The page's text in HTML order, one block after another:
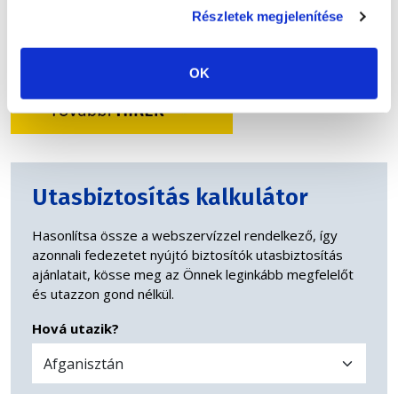
Részletek megjelenítése
OK
az utasbiztosítást az utolsó pillanatra: egy tudatos döntéssel
sok kellemetlenséget előzhetsz meg.
Utasbiztosítás kalkulátor
Hasonlítsa össze a webszervízzel rendelkező, így
azonnali fedezetet nyújtó biztosítók utasbiztosítás
ajánlatait, kösse meg az Önnek leginkább megfelelőt
és utazzon gond nélkül.
Hová utazik?